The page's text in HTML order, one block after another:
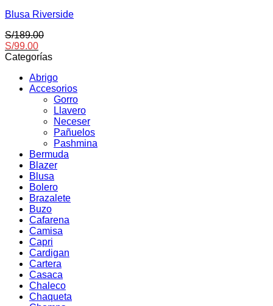
variantes.
opciones
se
pueden
Blusa Riverside
S/189.00
S/99.00
Categorías
Abrigo
Accesorios
Gorro
Llavero
Neceser
Pañuelos
Pashmina
Bermuda
Blazer
Blusa
Bolero
Brazalete
Buzo
Cafarena
Camisa
Capri
Cardigan
Cartera
Casaca
Chaleco
Chaqueta